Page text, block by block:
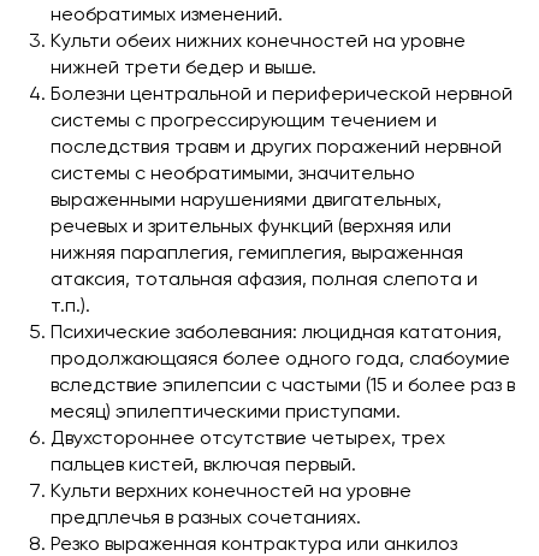
необратимых изменений.
Культи обеих нижних конечностей на уровне
нижней трети бедер и выше.
Болезни центральной и периферической нервной
системы с прогрессирующим течением и
последствия травм и других поражений нервной
системы с необратимыми, значительно
выраженными нарушениями двигательных,
речевых и зрительных функций (верхняя или
нижняя параплегия, гемиплегия, выраженная
атаксия, тотальная афазия, полная слепота и
т.п.).
Психические заболевания: люцидная кататония,
продолжающаяся более одного года, слабоумие
вследствие эпилепсии с частыми (15 и более раз в
месяц) эпилептическими приступами.
Двухстороннее отсутствие четырех, трех
пальцев кистей, включая первый.
Культи верхних конечностей на уровне
предплечья в разных сочетаниях.
Резко выраженная контрактура или анкилоз